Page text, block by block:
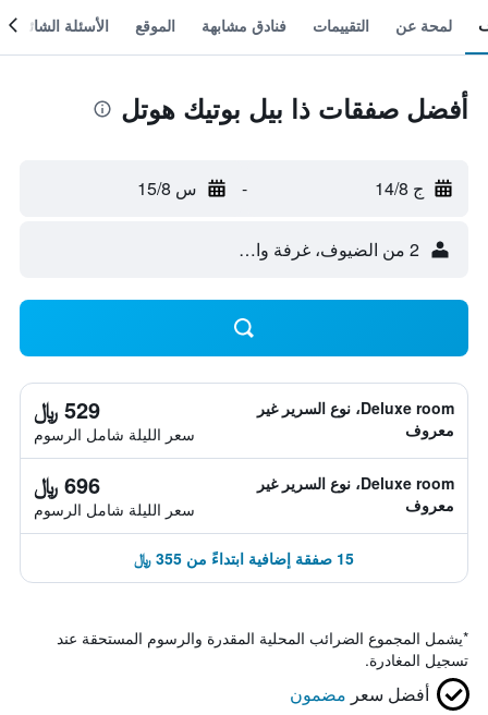
لمحة عن التقييمات فنادق مشابهة الموقع الأسئلة الشائعة
أفضل صفقات ذا بيل بوتيك هوتل
ج 14/8 - س 15/8
2 من الضيوف، غرفة واحدة
Deluxe room، نوع السرير غير
معروف
529 ﷼
سعر الليلة شامل الرسوم
Deluxe room، نوع السرير غير
معروف
696 ﷼
سعر الليلة شامل الرسوم
15 صفقة إضافية ابتداءً من 355 ﷼
*يشمل المجموع الضرائب المحلية المقدرة والرسوم المستحقة عند
تسجيل المغادرة.
أفضل سعر مضمون